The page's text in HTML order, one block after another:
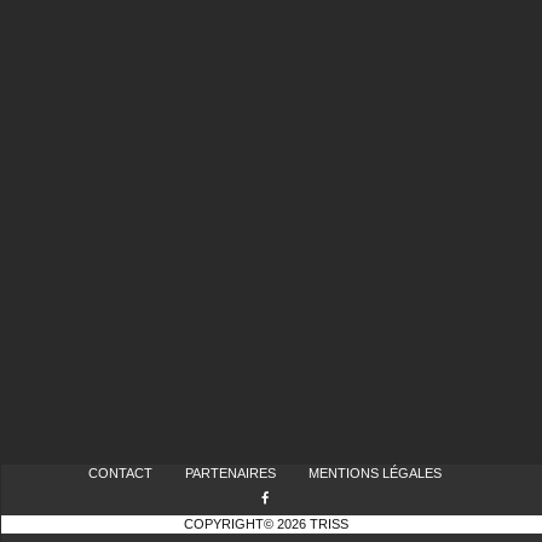
CONTACT PARTENAIRES MENTIONS LÉGALES
COPYRIGHT© 2026 TRISS